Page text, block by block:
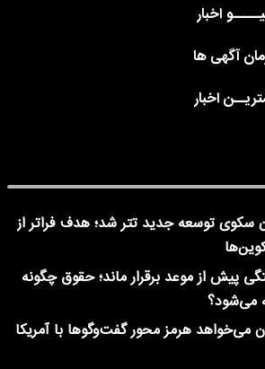
اخبار
آگهی ها
اخبار
سکوی توسعه جدید تتر شد؛ هدف فراتر از
پیش از موعد برقرار ماند؛ حقوق چگونه
می‌شود؟
می‌خواهد هرمز محور گفت‌وگوها با آمریکا